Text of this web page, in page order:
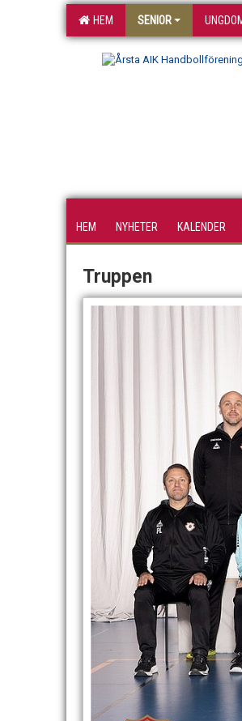
HEM SENIOR
HEM NYHETER KALENDER
Truppen